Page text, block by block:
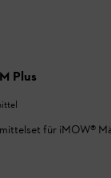
Plus
für iMOW®